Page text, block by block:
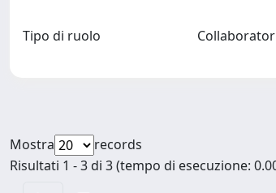
Tipo di ruolo
Mostra
records
Risultati 1 - 3 di 3 (tempo di esecuzione: